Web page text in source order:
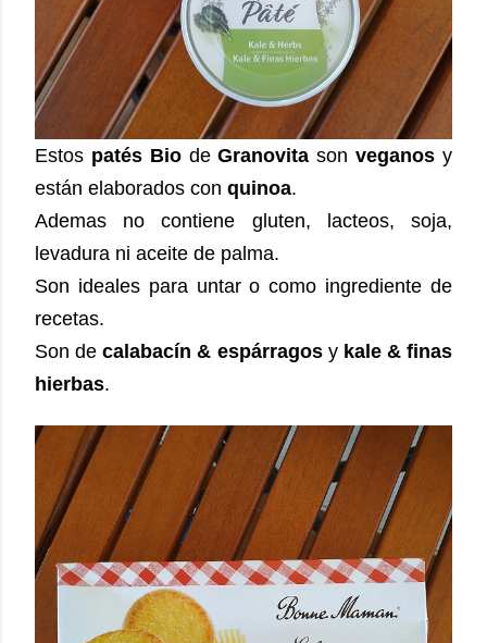
Estos patés BiodeGranovita sonveganos y
están elaborados con quinoa.
Ademas no contiene gluten, lacteos, soja,
levadura ni aceite de palma.
Son ideales para untar o como ingrediente de
recetas.
Son decalabacín & espárragos ykale & finas
hierbas.